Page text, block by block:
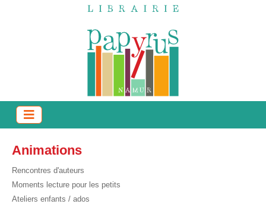
Animations
Rencontres d'auteurs
Moments lecture pour les petits
Ateliers enfants / ados